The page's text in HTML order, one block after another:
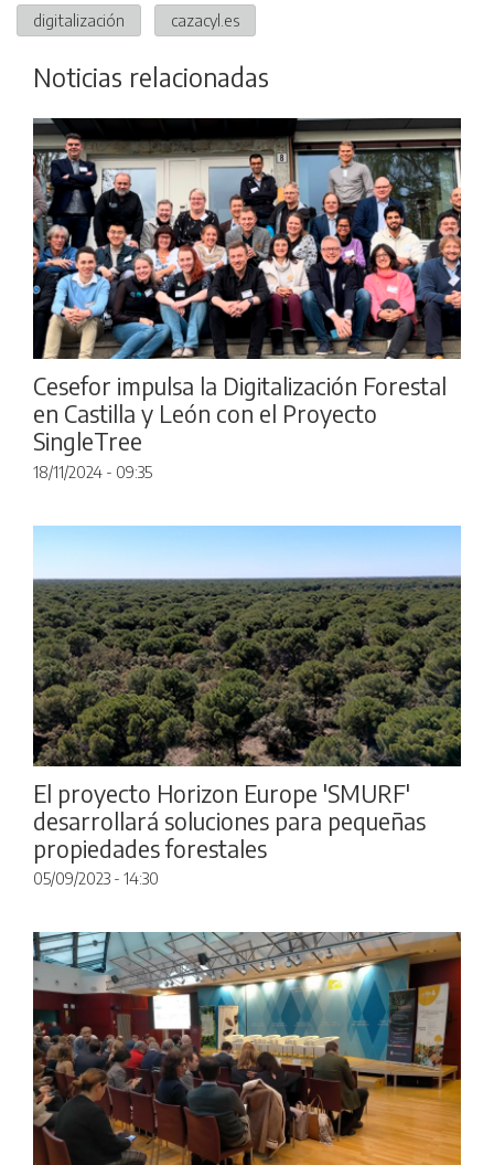
digitalización cazacyl.es
Noticias relacionadas
Cesefor impulsa la Digitalización Forestal
en Castilla y León con el Proyecto
SingleTree
18/11/2024 - 09:35
El proyecto Horizon Europe 'SMURF'
desarrollará soluciones para pequeñas
propiedades forestales
05/09/2023 - 14:30